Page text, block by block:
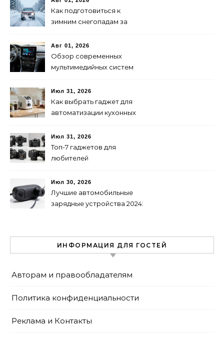
Как подготовиться к
зимним снегопадам за
рекомендации
Авг 01, 2026
Обзор современных
мультимедийных систем
преимущества
Июл 31, 2026
Как выбрать гаджет для
автоматизации кухонных
рекомендации
Июл 31, 2026
Топ-7 гаджетов для
любителей
году
Июл 30, 2026
Лучшие автомобильные
зарядные устройства 2024:
ИНФОРМАЦИЯ ДЛЯ ГОСТЕЙ
Авторам и правообладателям
Политика конфиденциальности
Реклама и Контакты